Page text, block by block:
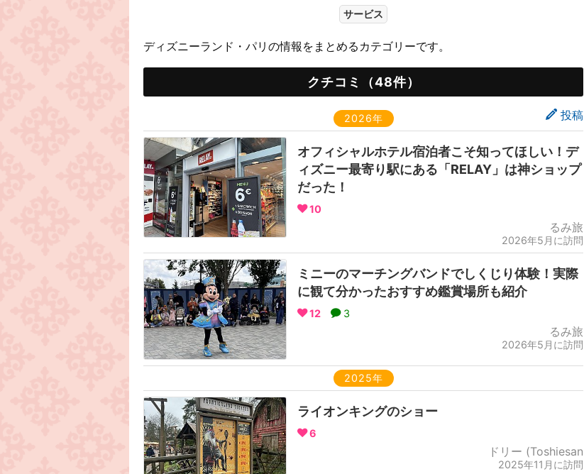
サービス
ディズニーランド・パリの情報をまとめるカテゴリーです。
クチコミ（48件）
投稿
2026年
オフィシャルホテル宿泊者こそ知ってほしい！デ
ィズニー最寄り駅にある「RELAY」は神ショップ
だった！
10
るみ旅
2026年5月に訪問
ミニーのマーチングバンドでしくじり体験！実際
に観て分かったおすすめ鑑賞場所も紹介
12 3
るみ旅
2026年5月に訪問
2025年
ライオンキングのショー
6
ドリー (Toshiesan
2025年11月に訪問